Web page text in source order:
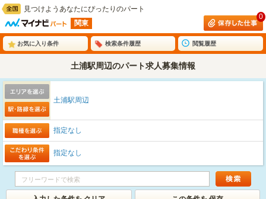
見つけようあなたにぴったりのパート
関東
0
お気に入り条件 検索条件履歴 閲覧履歴
土浦駅周辺のパート求人募集情報
土浦駅周辺
指定なし
指定なし